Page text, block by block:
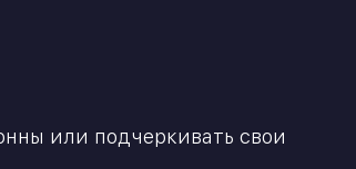
или подчеркивать свои